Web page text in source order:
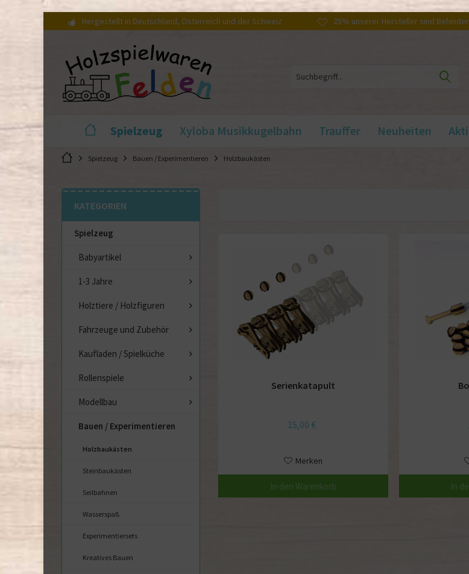
Hergestellt in Deutschland, Österreich und der Schweiz 25% unserer Hersteller sind
Spielzeug Xyloba Musikkugelbahn Trauffer Neuheiten
Spielzeug Bauen / Experimentieren Holzbaukästen
KATEGORIEN
Spielzeug
Babyartikel
1-3 Jahre
Holztiere / Holzfiguren
Fahrzeuge und Zubehör
Kaufladen / Spielküche
Rollenspiele
Modellbau
Bauen / Experimentieren
Holzbaukästen
Steinbaukästen
Seilbahnen
Wasserspaß
Experimentiersets
Kreatives Bauen
Serienkatapult
15,00 €
Merken
In den Warenkorb In